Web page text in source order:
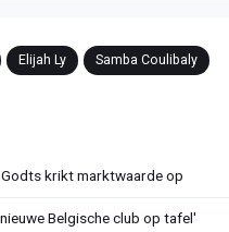
Elijah Ly Samba Coulibaly
krikt marktwaarde op
Belgische club op tafel'